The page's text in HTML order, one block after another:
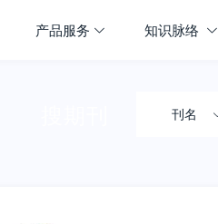
产品服务 知识脉络
刊名